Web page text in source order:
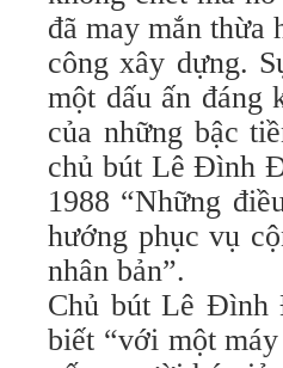
đã may mắn thừa
công xây dựng.
một dấu ấn đáng
của những bậc
chủ bút Lê Đình
1988 “Những
hướng phục vụ
nhân bản”.
Chủ bút Lê Đình
biết “với một